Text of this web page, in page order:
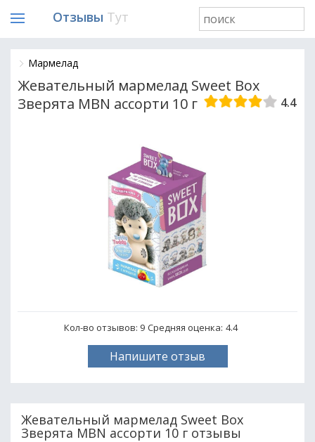
Отзывы Тут
Мармелад
Жевательный мармелад Sweet Box
Зверята MBN ассорти 10 г
4.4
Кол-во отзывов: 9 Средняя оценка: 4.4
Напишите отзыв
Жевательный мармелад Sweet Box
Зверята MBN ассорти 10 г отзывы